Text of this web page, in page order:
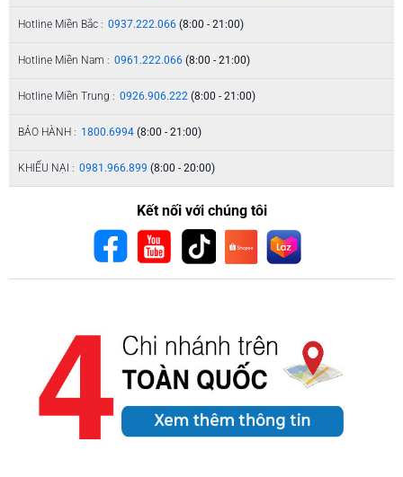
Hotline Miền Bắc : 0937.222.066 (8:00 - 21:00)
Hotline Miền Nam : 0961.222.066 (8:00 - 21:00)
Hotline Miền Trung : 0926.906.222 (8:00 - 21:00)
BẢO HÀNH : 1800.6994 (8:00 - 21:00)
KHIẾU NẠI : 0981.966.899 (8:00 - 20:00)
Kết nối với chúng tôi